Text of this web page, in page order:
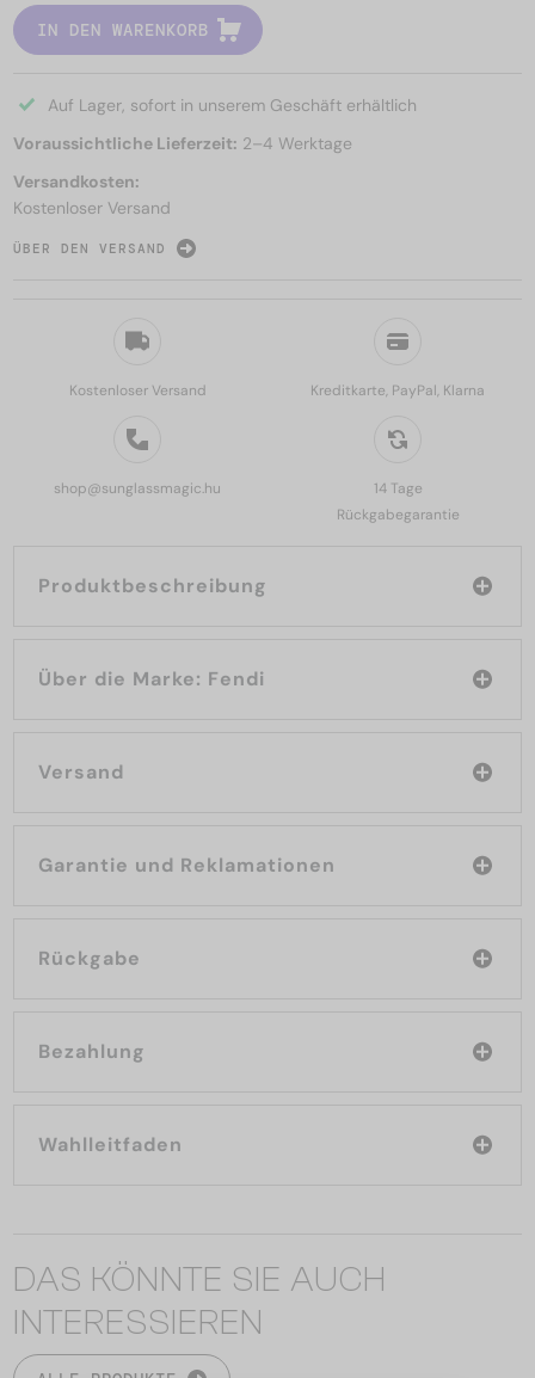
Kostenloser Versand Kreditkarte, PayPal, Klarna
shop@sunglassmagic.hu
14 Tage
Rückgabegarantie
Produktbeschreibung
Über die Marke: Fendi
Versand
Garantie und Reklamationen
Rückgabe
Bezahlung
Wahlleitfaden
IN DEN WARENKORB
Auf Lager, sofort in unserem Geschäft erhältlich
Voraussichtliche Lieferzeit: 2–4 Werktage
Versandkosten:
Kostenloser Versand
ÜBER DEN VERSAND
DAS KÖNNTE SIE AUCH
INTERESSIEREN